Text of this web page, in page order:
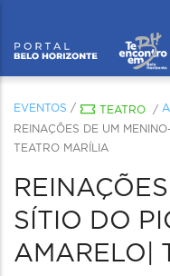
EVENTOS / TEATRO /
REINAÇÕES DE UM
TEATRO MARÍLIA
SÍTIO DO
AMARELO|